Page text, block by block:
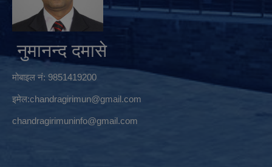
नुमानन्द दमासे
मोबाइल नं: 9851419200
इमेल:chandragirimun@gmail.com
chandragirimuninfo@gmail.com